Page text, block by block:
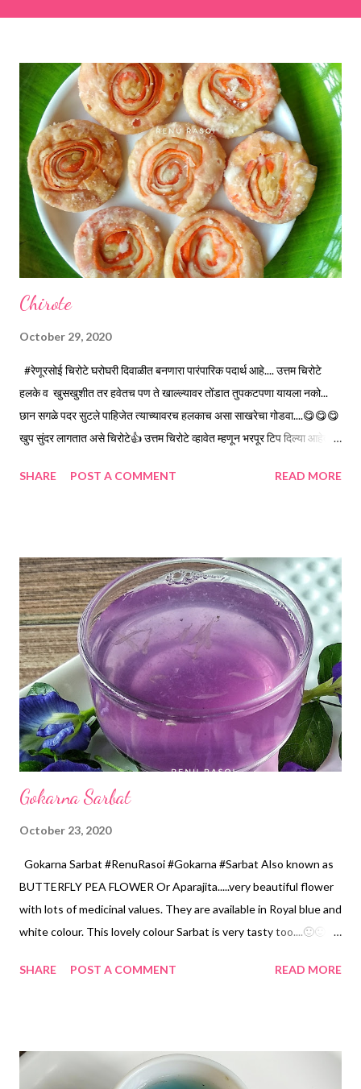
& finely chopped colocasia (taro) leaves, – 2 cups *Tamarind – a
cup *Red chilli powder – 3 teaspoons *Salt – 1½ teaspoons
*Sugar – 1 teaspoon *Coriander powder – 3 teaspoons *Carom
seeds (ajwain) – ¼ teaspoon *Turmeric powder – 1 teaspoon
*White sesame seeds – 1 tablespoon Method 1. Clean the
tamarind and soak it in 1/2 cup of water for 15–20 minutes.
Extract the pulp and keep it aside. 2. In a large bowl, combine
the chopped colocasia leaves, gram flour, rice flour, red chilli
powder, salt, sugar, coriander powder, carom...
Chirote
October 29, 2020
#रेणूरसोई चिरोटे घरोघरी दिवाळीत बनणारा पारंपारिक पदार्थ आहे.... उत्तम चिरोटे
हलके व खुसखुशीत तर हवेतच पण ते खाल्ल्यावर तोंडात तुपकटपणा यायला नको...
छान सगळे पदर सुटले पाहिजेत त्याच्यावरच हलकाच असा साखरेचा गोडवा....😋😋😋
खुप सुंदर लागतात असे चिरोटे👍 उत्तम चिरोटे व्हावेत म्हणून भरपूर टिप दिल्या आहेत...
*तुप...पातळ व गरम करून...3 टेबलस्पून *मीठ....चिमुटभर *साखर... 2 वाटी *लिंबू
करून घाला. छान मिसळून घ्या. *त्यातील एक वाटी पीठ बाजूला काढा व उर्वरित पीठ हळू
हळू पाणी घालून छान घट्ट भिजवून घ्या. 1 वाटीपेक्षा थोडे कमी पाणी लागले मला.
*बाजूला काढलेले एक वाटी पीठ थोडासा केशरी रंग घालून छान एकत्र करा व अतिशय
कमी पाणी घालून घट्ट भिजवून घ्या. *दोन्ही भिजवलेले पीठ झाकू...
SHARE POST A COMMENT READ MORE
Gokarna Sarbat
October 23, 2020
Gokarna Sarbat #RenuRasoi #Gokarna #Sarbat Also known as
BUTTERFLY PEA FLOWER Or Aparajita.....very beautiful flower
with lots of medicinal values. They are available in Royal blue and
white colour. This lovely colour Sarbat is very tasty too....🙂🙂 In
including memory enhancing antistress, anxiolytic,
Method... *Boil 1 Cup water, add flowers. *Boil for 3..4 minutes.
SHARE POST A COMMENT READ MORE